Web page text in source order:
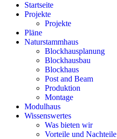
Startseite
Projekte
Projekte
Pläne
Naturstammhaus
Blockhausplanung
Blockhausbau
Blockhaus
Post and Beam
Produktion
Montage
Modulhaus
Wissenswertes
Was bieten wir
Vorteile und Nachteile